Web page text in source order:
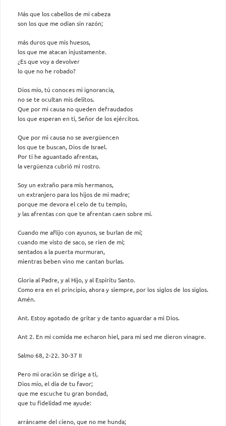
Más que los cabellos de mi cabeza
son los que me odian sin razón;
más duros que mis huesos,
los que me atacan injustamente.
¿Es que voy a devolver
lo que no he robado?
Dios mío, tú conoces mi ignorancia,
no se te ocultan mis delitos.
Que por mi causa no queden defraudados
los que esperan en ti, Señor de los ejércitos.
Que por mi causa no se avergüencen
los que te buscan, Dios de Israel.
Por ti he aguantado afrentas,
la vergüenza cubrió mi rostro.
Soy un extraño para mis hermanos,
un extranjero para los hijos de mi madre;
porque me devora el celo de tu templo,
y las afrentas con que te afrentan caen sobre mí.
Cuando me aflijo con ayunos, se burlan de mí;
cuando me visto de saco, se ríen de mí;
sentados a la puerta murmuran,
mientras beben vino me cantan burlas.
Gloria al Padre, y al Hijo, y al Espíritu Santo.
Como era en el principio, ahora y siempre, por los siglos de los siglos.
Amén.
Ant. Estoy agotado de gritar y de tanto aguardar a mi Dios.
Ant 2. En mi comida me echaron hiel, para mi sed me dieron vinagre.
Salmo 68, 2-22. 30-37 II
Pero mi oración se dirige a ti,
Dios mío, el día de tu favor;
que me escuche tu gran bondad,
que tu fidelidad me ayude:
arráncame del cieno, que no me hunda;